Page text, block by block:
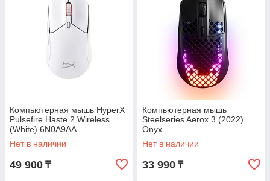
Компьютерная мышь HyperX
Pulsefire Haste 2 Wireless
(White) 6N0A9AA
Нет в наличии
49 900 ₸
Компьютерная мышь
Steelseries Aerox 3 (2022)
Onyx
Нет в наличии
33 990 ₸